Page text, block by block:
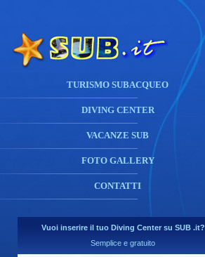
TURISMO SUBACQUEO
DIVING CENTER
VACANZE SUB
FOTO GALLERY
CONTATTI
Vuoi inserire il tuo Diving Center su SUB .it?
Semplice e gratuito